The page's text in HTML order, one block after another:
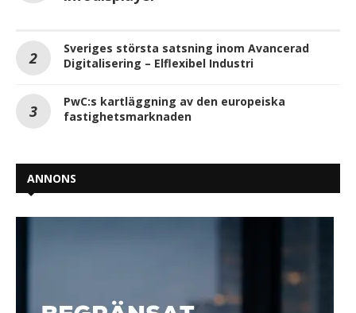
Sveriges största satsning inom Avancerad
Digitalisering – Elflexibel Industri
PwC:s kartläggning av den europeiska
fastighetsmarknaden
ANNONS